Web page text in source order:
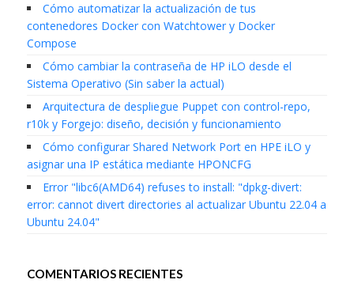
Cómo automatizar la actualización de tus
contenedores Docker con Watchtower y Docker
Compose
Cómo cambiar la contraseña de HP iLO desde el
Sistema Operativo (Sin saber la actual)
Arquitectura de despliegue Puppet con control-repo,
r10k y Forgejo: diseño, decisión y funcionamiento
Cómo configurar Shared Network Port en HPE iLO y
asignar una IP estática mediante HPONCFG
Error "libc6(AMD64) refuses to install: "dpkg-divert:
error: cannot divert directories al actualizar Ubuntu 22.04 a
Ubuntu 24.04"
COMENTARIOS RECIENTES